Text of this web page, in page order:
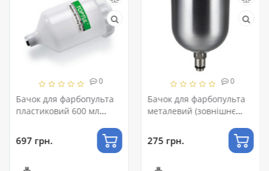
0
Бачок для фарбопульта
пластиковий 600 мл
M16*1.5) TOPTUL
KALN0160
697 грн.
0
Бачок для фарбопульта
металевий (зовнішнє
AUARITA PC-600GLG
275 грн.